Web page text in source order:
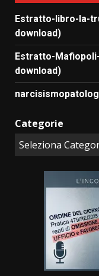
Estratto-libro-la-
download)
Estratto-
download)
Categorie